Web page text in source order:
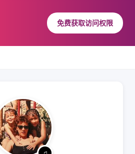
免费获取访问权限